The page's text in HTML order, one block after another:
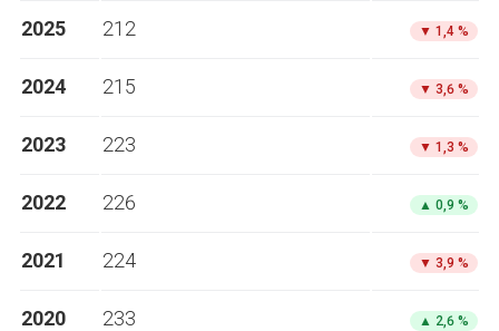
2025 212 ▼ 1,4 %
2024 215 ▼ 3,6 %
2023 223 ▼ 1,3 %
2022 226 ▲ 0,9 %
2021 224 ▼ 3,9 %
2020 233 ▲ 2,6 %